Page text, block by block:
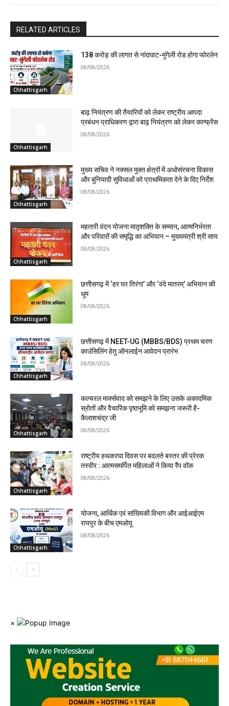
RELATED ARTICLES
Chhattisgarh
138 करोड़ की लागत से नांदघाट-मुंगेली रोड होगा फोरलेन
08/08/2026
Chhattisgarh
बाढ़ नियंत्रण की तैयारियों को लेकर राष्ट्रीय आपदा
प्रबंधन प्राधिकरण द्वारा बाढ़ नियंत्रण को लेकर कान्फ्रेंस
08/08/2026
Chhattisgarh
मुख्य सचिव ने नक्सल मुक्त क्षेत्रों में अधोसंरचना विकास
और बुनियादी सुविधाओं को प्राथमिकता देने के दिए निर्देश
08/08/2026
Chhattisgarh
महतारी वंदन योजना मातृशक्ति के सम्मान, आत्मनिर्भरता
और परिवारों की समृद्धि का अभियान – मुख्यमंत्री श्री साय
08/08/2026
Chhattisgarh
छत्तीसगढ़ में ‘हर घर तिरंगा’ और ‘वंदे मातरम्’ अभियान की
धूम
08/08/2026
Chhattisgarh
छत्तीसगढ़ में NEET-UG (MBBS/BDS) प्रथम चरण
काउंसिलिंग हेतु ऑनलाईन आवेदन प्रारंभ
08/08/2026
Chhattisgarh
कल्चरल मार्क्सवाद को समझने के लिए उसके अकादमिक
स्रोतों और वैचारिक पृष्ठभूमि को समझना जरूरी है-
कैलाशचंद्र जी
08/08/2026
Chhattisgarh
राष्ट्रीय हथकरघा दिवस पर बदलते बस्तर की प्रेरक
तस्वीर : आत्मसमर्पित महिलाओं ने किया रैंप वॉक
08/08/2026
Chhattisgarh
योजना, आर्थिक एवं सांख्यिकी विभाग और आईआईएम
रायपुर के बीच एमओयू
08/08/2026
×